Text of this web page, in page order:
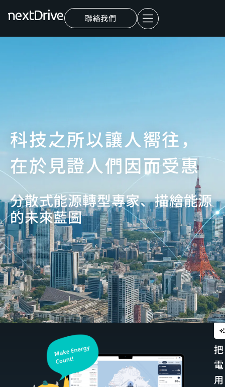
聯絡我們
科技之所以讓人嚮往，
在於見證人們因而受惠
分散式能源轉型專家、描繪能源
的未來藍圖
把
電
用